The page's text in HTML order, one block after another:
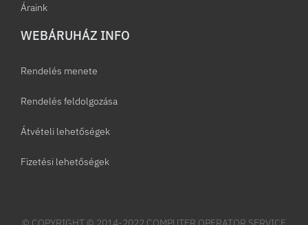
Áraink
WEBÁRUHÁZ INFO
Rendelés menete
Rendelés feldolgozása
Átvételi lehetőségek
Fizetési lehetőségek